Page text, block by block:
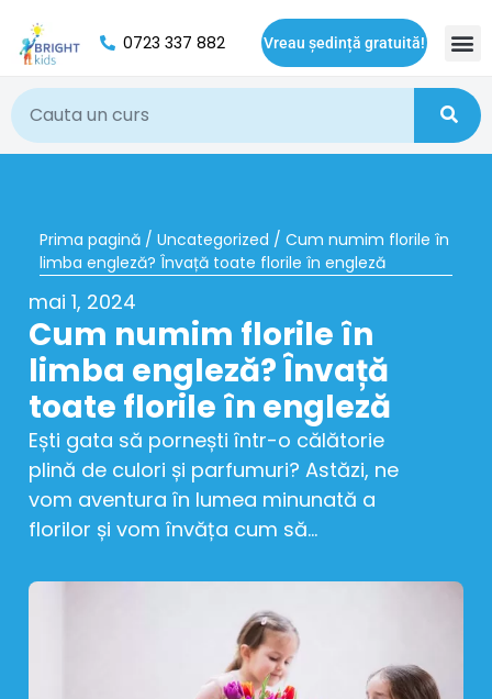
0723 337 882 Vreau ședință gratuită!
Prima pagină / Uncategorized / Cum numim florile în
limba engleză? Învață toate florile în engleză
mai 1, 2024
Cum numim florile în
limba engleză? Învață
toate florile în engleză
Ești gata să pornești într-o călătorie
plină de culori și parfumuri? Astăzi, ne
vom aventura în lumea minunată a
florilor și vom învăța cum să...